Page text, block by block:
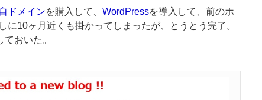
ドメインを購入して、 WordPressを導入して、前のホ
10ヶ月近くも掛かってしまったが、とうとう完了。
おいた。